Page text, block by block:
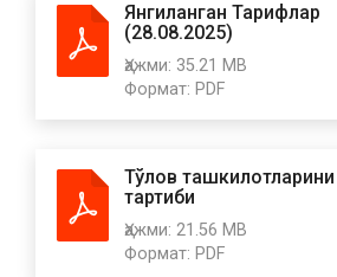
Янгиланган Тарифлар
(28.08.2025)
Ҳажми: 35.21 MB
Формат: PDF
Тўлов
тартиби
Ҳажми: 21.56 MB
Формат: PDF